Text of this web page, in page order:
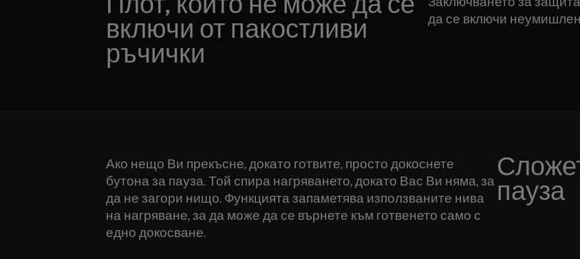
включи от пакостливи
ръчички
да се включи
пауза
Ако нещо Ви прекъсне, докато готвите, просто докоснете
бутона за пауза. Той спира нагряването, докато Вас Ви няма, за
да не загори нищо. Функцията запаметява използваните нива
на нагряване, за да може да се върнете към готвенето само с
едно докосване.